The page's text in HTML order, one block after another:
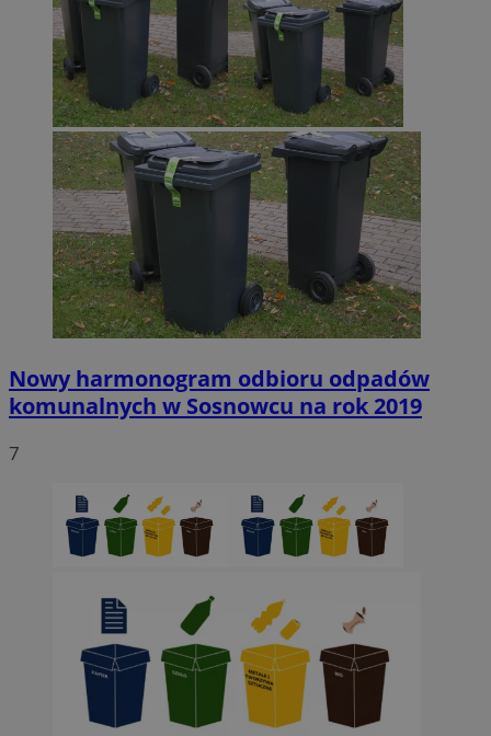
Nowy harmonogram odbioru odpadów
komunalnych w Sosnowcu na rok 2019
7